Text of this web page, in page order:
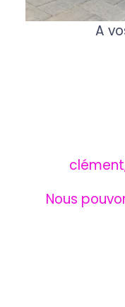
A
Et nous
Nous